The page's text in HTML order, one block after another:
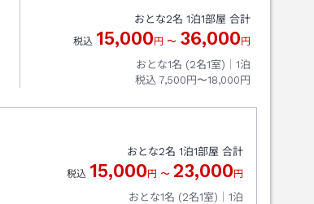
おとな2名 1泊1部屋 合計
税込 15,000 円 〜 36,000 円
おとな1名 (2名1室)｜ 1泊
税込 7,500円〜18,000円
おとな2名 1泊1部屋 合計
税込 15,000 円 〜 23,000 円
おとな1名 (2名1室)｜ 1泊